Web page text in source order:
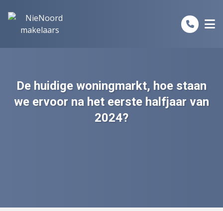
De huidige woningmarkt, hoe staan
we ervoor na het eerste halfjaar van
2024?